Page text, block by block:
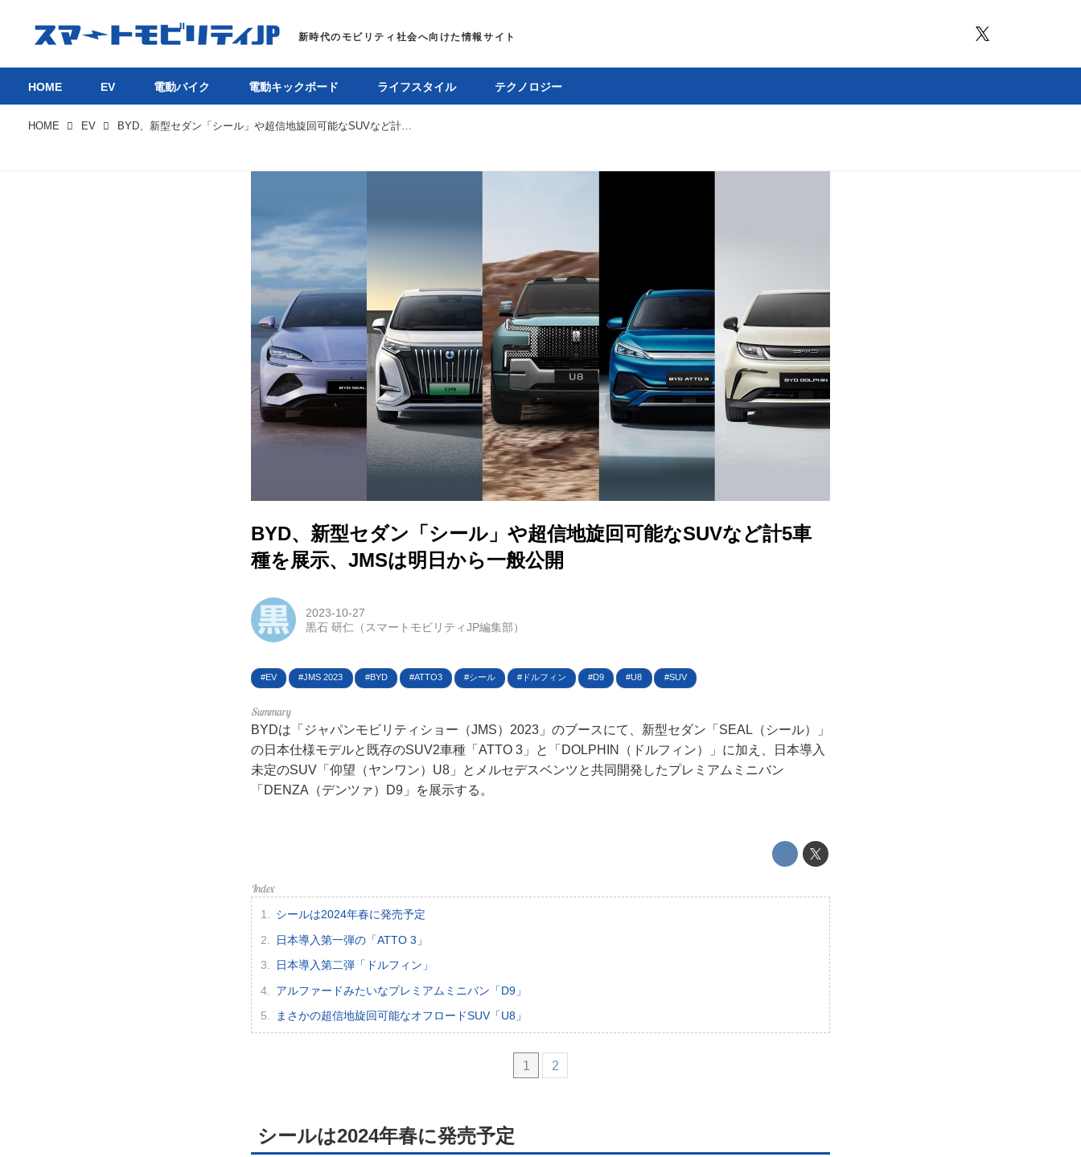
HOME
電動キックボード
ライフスタイル
テクノロジー
運営会社
利用規約
プライバシーポリシー
HOME EV 電動バイク 電動キックボード ライフスタイル テクノロジー
HOME EV BYD、新型セダン「シール」や超信地旋回可能なSUVなど計5車種を展示、JMSは明日から一般公開
BYD、新型セダン「シール」や超信地旋回可能なSUVなど計5車
種を展示、JMSは明日から一般公開
2023-10-27
黒石 研仁（スマートモビリティJP編集部）
EV JMS 2023 BYD ATTO3 シール ドルフィン D9 U8 SUV
BYDは「ジャパンモビリティショー（JMS）2023」のブースにて、新型セダン「SEAL（シール）」
の日本仕様モデルと既存のSUV2車種「ATTO 3」と「DOLPHIN（ドルフィン）」に加え、日本導入
未定のSUV「仰望（ヤンワン）U8」とメルセデスベンツと共同開発したプレミアムミニバン
「DENZA（デンツァ）D9」を展示する。
シールは2024年春に発売予定
日本導入第一弾の「ATTO 3」
日本導入第二弾「ドルフィン」
アルファードみたいなプレミアムミニバン「D9」
まさかの超信地旋回可能なオフロードSUV「U8」
1 2
シールは2024年春に発売予定